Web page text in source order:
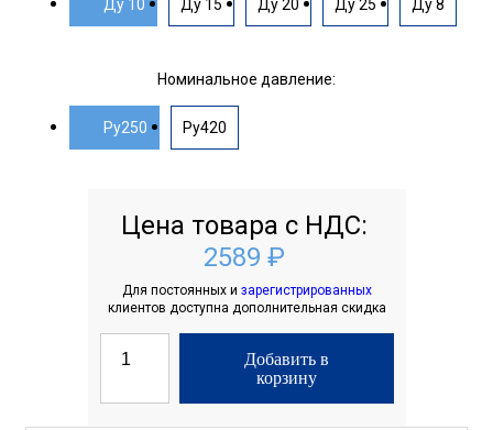
Ду 10 Ду 15 Ду 20 Ду 25 Ду 8
Номинальное давление:
Ру250 Ру420
Цена товара с НДС:
2589 ₽
Для постоянных и зарегистрированных
клиентов доступна дополнительная скидка
Добавить в
корзину